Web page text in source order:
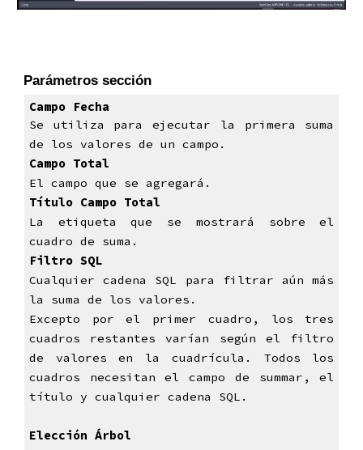
Parámetros sección
Campo Fecha
Se utiliza para ejecutar la primera suma
de los valores de un campo.
Campo Total
El campo que se agregará.
Título Campo Total
La etiqueta que se mostrará sobre el
cuadro de suma.
Filtro SQL
Cualquier cadena SQL para filtrar aún más
la suma de los valores.
Excepto por el primer cuadro, los tres
cuadros restantes varían según el filtro
de valores en la cuadrícula. Todos los
cuadros necesitan el campo de summar, el
título y cualquier cadena SQL.
Elección Árbol